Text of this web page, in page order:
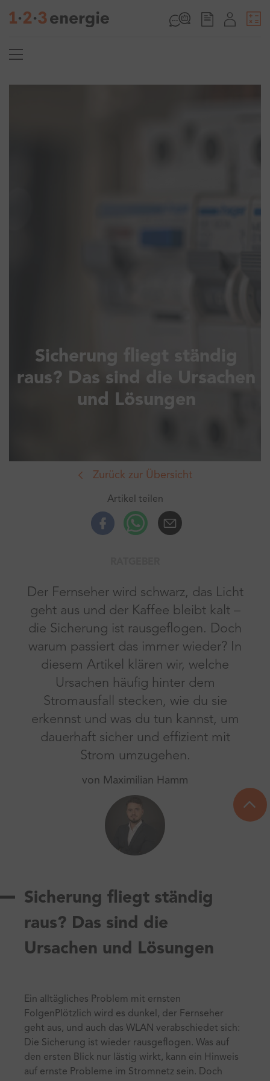
Sicherung fliegt ständig
raus? Das sind die Ursachen
und Lösungen
Zurück zur Übersicht
Artikel teilen
FacebookWhatsup
Der Fernseher wird schwarz, das Licht
geht aus und der Kaffee bleibt kalt –
die Sicherung ist rausgeflogen. Doch
warum passiert das immer wieder? In
diesem Artikel klären wir, welche
Ursachen häufig hinter dem
Stromausfall stecken, wie du sie
erkennst und was du tun kannst, um
dauerhaft sicher und effizient mit
Strom umzugehen.
von Maximilian Hamm
Sicherung fliegt ständig
raus? Das sind die
Ursachen und Lösungen
Ein alltägliches Problem mit ernsten
FolgenPlötzlich wird es dunkel, der Fernseher
geht aus, und auch das WLAN verabschiedet sich:
Die Sicherung ist wieder rausgeflogen. Was auf
den ersten Blick nur lästig wirkt, kann ein Hinweis
auf ernste Probleme im Stromnetz sein. Doch